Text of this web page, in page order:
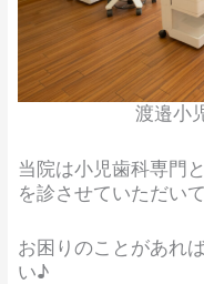
渡邉小
当院は小児歯科専門
を診させていただいて
お困りのことがあれ
い♪